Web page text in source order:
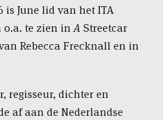
is June lid van het ITA
o.a. te zien inA Streetcar
Rebecca Frecknall en in
regisseur, dichter en
af aan de Nederlandse